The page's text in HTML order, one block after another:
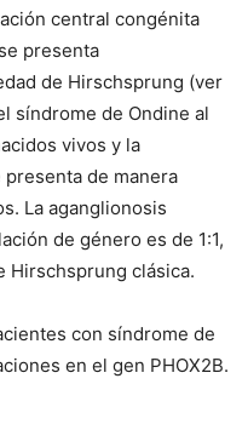
central congénita
presenta
de Hirschsprung (ver
síndrome de Ondine al
vivos y la
de manera
La aganglionosis
de género es de 1:1,
Hirschsprung clásica.
con síndrome de
en el gen PHOX2B.